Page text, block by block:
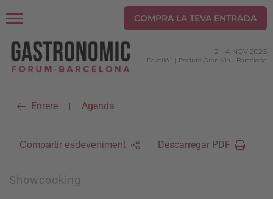
COMPRA LA TEVA ENTRADA
2 - 4 NOV 2026
Pavelló 1 | Recinte Gran Via - Barcelona
Enrere | Agenda
Compartir esdeveniment Descarregar PDF
Showcooking